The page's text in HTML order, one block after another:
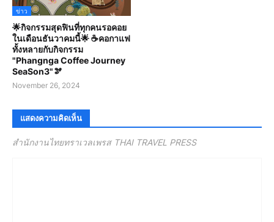
ข่าว
🌟กิจกรรมสุดฟินที่ทุกคนรอคอย
ในเดือนธันวาคมนี้🌟 ☕คอกาแฟ
ทั้งหลายกับกิจกรรม
"Phangnga Coffee Journey
SeaSon3"🫘
November 26, 2024
แสดงความคิดเห็น
สำนักงานไทยทราเวลเพรส THAI TRAVEL PRESS